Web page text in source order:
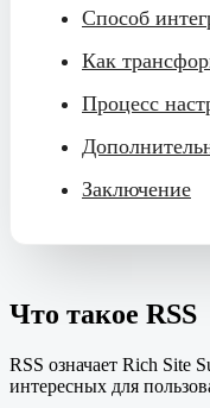
Способ
Как
Процесс
Заключение
Что такое RSS
RSS означает Rich Site
интересных для